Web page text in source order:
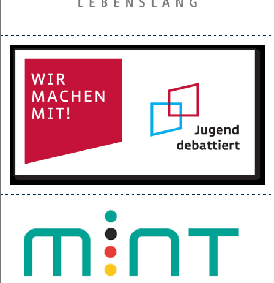
Projektpräsentation der 6d für den BGC
16.05.2025
Kurzfilme über den Izmir-Austausch im Kino
22.04.2025
KI-Fortbildung der Lehrerschaft
Null-Tage-Feier und Ferien!